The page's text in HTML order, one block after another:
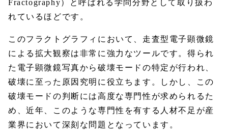
Fractography）と呼ばれる学問分野として取り扱わ
れているほどです。
このフラクトグラフィにおいて、走査型電子顕微鏡
による拡大観察は非常に強力なツールです。得られ
た電子顕微鏡写真から破壊モードの特定が行われ、
破壊に至った原因究明に役立ちます。しかし、この
破壊モードの判断には高度な専門性が求められるた
め、近年、このような専門性を有する人材不足が産
業界において深刻な問題となっています。